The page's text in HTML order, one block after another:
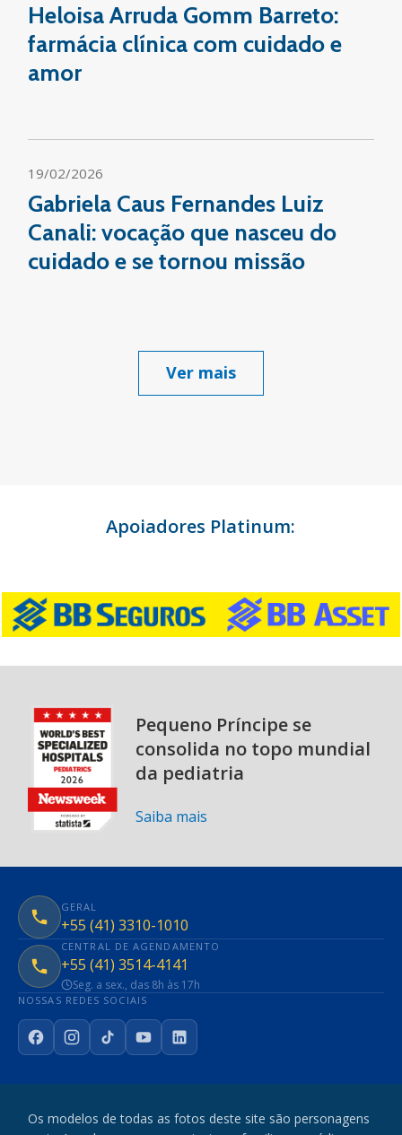
Heloisa Arruda Gomm Barreto:
farmácia clínica com cuidado e
amor
19/02/2026
Gabriela Caus Fernandes Luiz
Canali: vocação que nasceu do
cuidado e se tornou missão
Ver mais
Apoiadores Platinum:
Pequeno Príncipe se
consolida no topo mundial
da pediatria
Saiba mais
GERAL
+55 (41) 3310-1010
CENTRAL DE AGENDAMENTO
+55 (41) 3514-4141
Seg. a sex., das 8h às 17h
NOSSAS REDES SOCIAIS
FacebookInstagram
TikTokYouTubeLinkedIn
Os modelos de todas as fotos deste site são personagens